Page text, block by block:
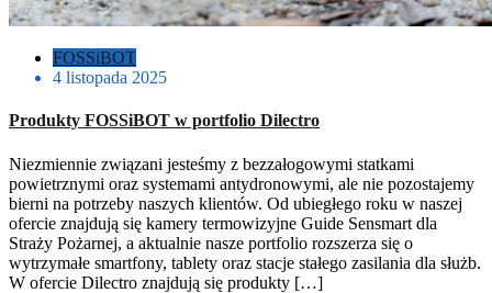
FOSSiBOT
4 listopada 2025
Produkty FOSSiBOT w portfolio Dilectro
Niezmiennie związani jesteśmy z bezzałogowymi statkami
powietrznymi oraz systemami antydronowymi, ale nie pozostajemy
bierni na potrzeby naszych klientów. Od ubiegłego roku w naszej
ofercie znajdują się kamery termowizyjne Guide Sensmart dla
Straży Pożarnej, a aktualnie nasze portfolio rozszerza się o
wytrzymałe smartfony, tablety oraz stacje stałego zasilania dla służb.
W ofercie Dilectro znajdują się produkty […]